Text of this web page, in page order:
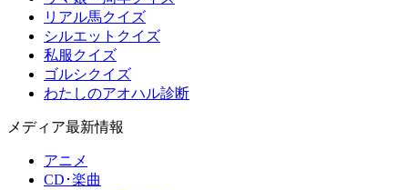
リアル馬クイズ
シルエットクイズ
私服クイズ
ゴルシクイズ
わたしのアオハル診断
メディア最新情報
アニメ
CD･楽曲